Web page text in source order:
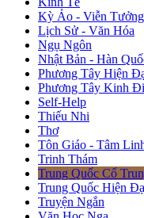
Kỳ Ảo - Viễn Tưởng
Lịch Sử - Văn Hóa
Ngụ Ngôn
Nhật Bản - Hàn
Phương Tây Hiện
Phương Tây Kinh
Self-Help
Thiếu Nhi
Thơ
Tôn Giáo - Tâm
Trinh Thám
Trung Quốc Cổ
Trung Quốc Hiện
Truyện Ngắn